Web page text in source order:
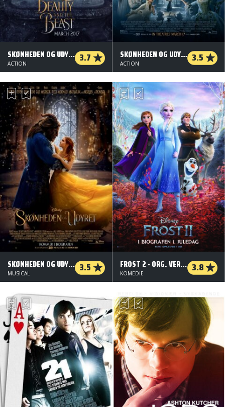
SKØNHEDEN OG UDYRET - ORG.VERS. - 2 D 3.7
ACTION
SKØNHEDEN OG UDYRET - ORG.VERS. - 3 D 3.5
ACTION
SKØNHEDEN OG UDYRET - DANSK TALE - 3 D 3.5
MUSICAL
FROST 2 - ORG. VERSION 3.8
KOMEDIE